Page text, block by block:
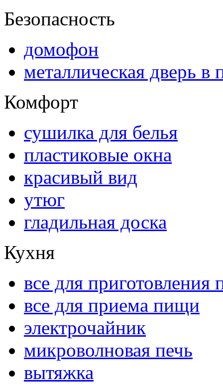
Безопасность
домофон
металлическая дверь в
Комфорт
сушилка для белья
пластиковые окна
красивый вид
утюг
гладильная доска
Кухня
все для приготовления
все для приема пищи
электрочайник
микроволновая печь
вытяжка